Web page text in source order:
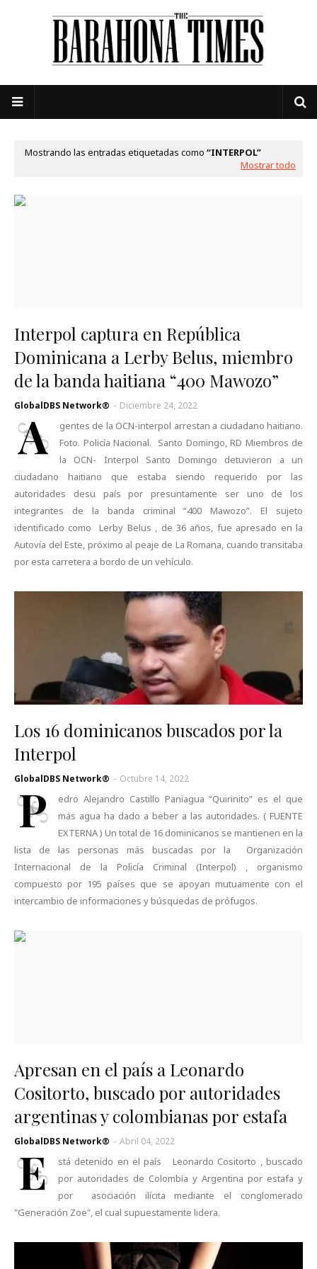
Mostrando las entradas etiquetadas como
INTERPOL
Mostrar todo
Interpol captura en República
Dominicana a Lerby Belus, miembro
de la banda haitiana “400 Mawozo”
GlobalDBS Network® - Diciembre 24, 2022
A
gentes de la OCN-interpol arrestan a ciudadano haitiano.
Foto. Policía Nacional. Santo Domingo, RD Miembros de
la OCN- Interpol Santo Domingo detuvieron a un
ciudadano haitiano que estaba siendo requerido por las
autoridades desu país por presuntamente ser uno de los
integrantes de la banda criminal “400 Mawozo”. El sujeto
identificado como Lerby Belus , de 36 años, fue apresado en la
Autovía del Este, próximo al peaje de La Romana, cuando transitaba
por esta carretera a bordo de un vehículo.
Los 16 dominicanos buscados por la
Interpol
GlobalDBS Network® - Octubre 14, 2022
P
edro Alejandro Castillo Paniagua “Quirinito” es el que
más agua ha dado a beber a las autoridades. ( FUENTE
EXTERNA ) Un total de 16 dominicanos se mantienen en la
lista de las personas más buscadas por la Organización
Internacional de la Policía Criminal (Interpol) , organismo
compuesto por 195 países que se apoyan mutuamente con el
intercambio de informaciones y búsquedas de prófugos.
Apresan en el país a Leonardo
Cositorto, buscado por autoridades
argentinas y colombianas por estafa
GlobalDBS Network® - Abril 04, 2022
E
stá detenido en el país Leonardo Cositorto , buscado
por autoridades de Colombia y Argentina por estafa y
por asociación ilícita mediante el conglomerado
"Generación Zoe", el cual supuestamente lidera.